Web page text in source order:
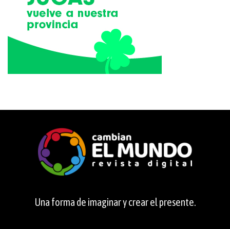
Una forma de imaginar y crear el presente.